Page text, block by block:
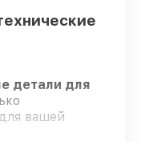
детали для
вашей